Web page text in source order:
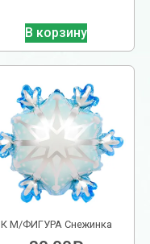
В корзину
К М/ФИГУРА Снежинка